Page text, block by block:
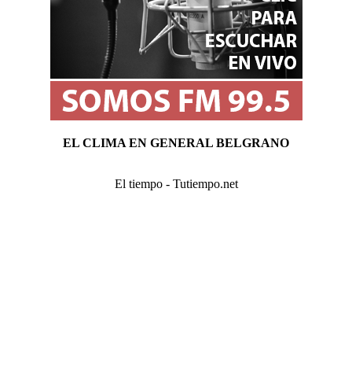
EL CLIMA EN GENERAL BELGRANO
El tiempo - Tutiempo.net